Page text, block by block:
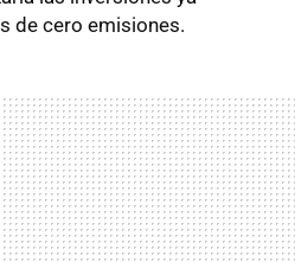
de cero emisiones.